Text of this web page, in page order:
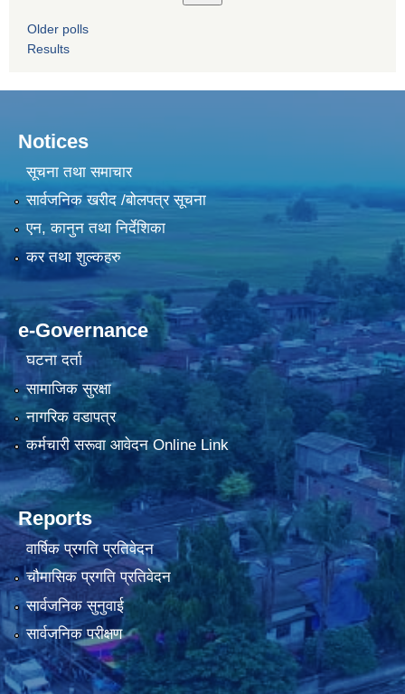
Older polls
Results
Notices
सूचना तथा समाचार
सार्वजनिक खरीद /बोलपत्र सूचना
एन, कानुन तथा निर्देशिका
कर तथा शुल्कहरु
e-Governance
घटना दर्ता
सामाजिक सुरक्षा
नागरिक वडापत्र
कर्मचारी सरूवा आवेदन Online Link
Reports
वार्षिक प्रगति प्रतिवेदन
चौमासिक प्रगति प्रतिवेदन
सार्वजनिक सुनुवाई
सार्वजनिक परीक्षण